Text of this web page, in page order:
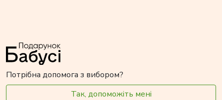
Потрібна допомога з вибором?
Так, допоможіть мені